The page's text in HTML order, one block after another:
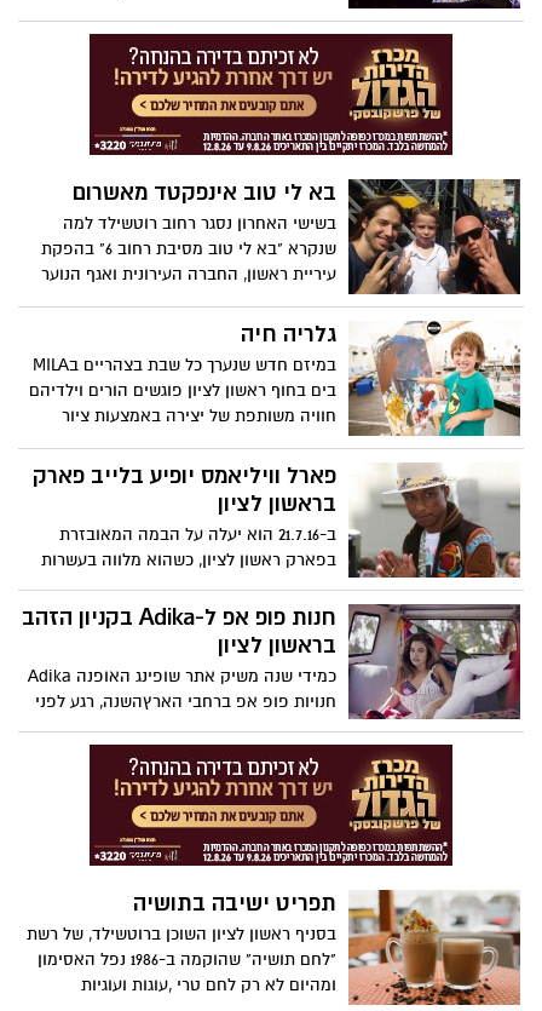
בא לי טוב אינפקטד מאשרום
בשישי האחרון נסגר רחוב רוטשילד למה
שנקרא "בא לי טוב מסיבת רחוב 6" בהפקת
עיריית ראשון, החברה העירונית ואגף הנוער
גלריה חיה
במיזם חדש שנערך כל שבת בצהריים בMILA
בים בחוף ראשון לציון פוגשים הורים וילדיהם
חוויה משותפת של יצירה באמצעות ציור
המוצבים עם הגב לים.
פארל וויליאמס יופיע בלייב פארק
בראשון לציון
ב-21.7.16 הוא יעלה על הבמה המאובזרת
בפארק ראשון לציון, כשהוא מלווה בעשרות
אנשי צוות ונגנים. 855 מיליון הצפיות בקליפ
Happy שליווה את הסרט המצויר “גנוב על
המיניונים 2” מלמדות שיש סיבה לציפייה,
לקראת הגעתו של פארל וויליאמס לישראל.
חנות פופ אפ ל-Adika בקניון הזהב
בראשון לציון
כמידי שנה משיק אתר שופינג האופנה Adika
חנויות פופ אפ ברחבי הארץהשנה, רגע לפני
חג השבועות ולמשך חודשיים תפעל חנות פופ
אפ של Adika בקניון הזהב ראשון לציון.
תפריט ישיבה בתושיה
בסניף ראשון לציון השוכן ברוטשילד, של רשת
"לחם תושיה" שהוקמה ב-1986 נפל האסימון
ומהיום לא רק לחם טרי ,עוגות ועוגיות